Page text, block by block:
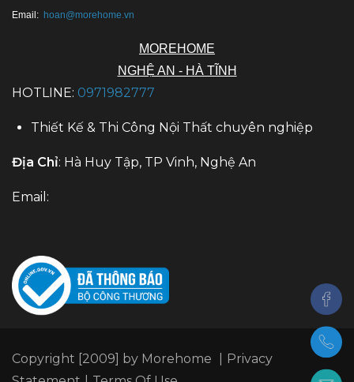
Email: hoan@morehome.vn
MOREHOME
NGHỆ AN - HÀ TĨNH
HOTLINE: 0971982777
Thiết Kế & Thi Công Nội Thất chuyên nghiệp
Địa Chỉ: Hà Huy Tập, TP Vinh, Nghệ An
Email:
Copyright [2009] by Morehome
Privacy